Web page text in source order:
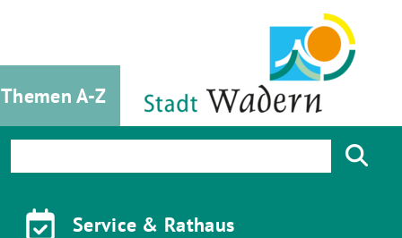
Themen A-Z
Service & Rathaus